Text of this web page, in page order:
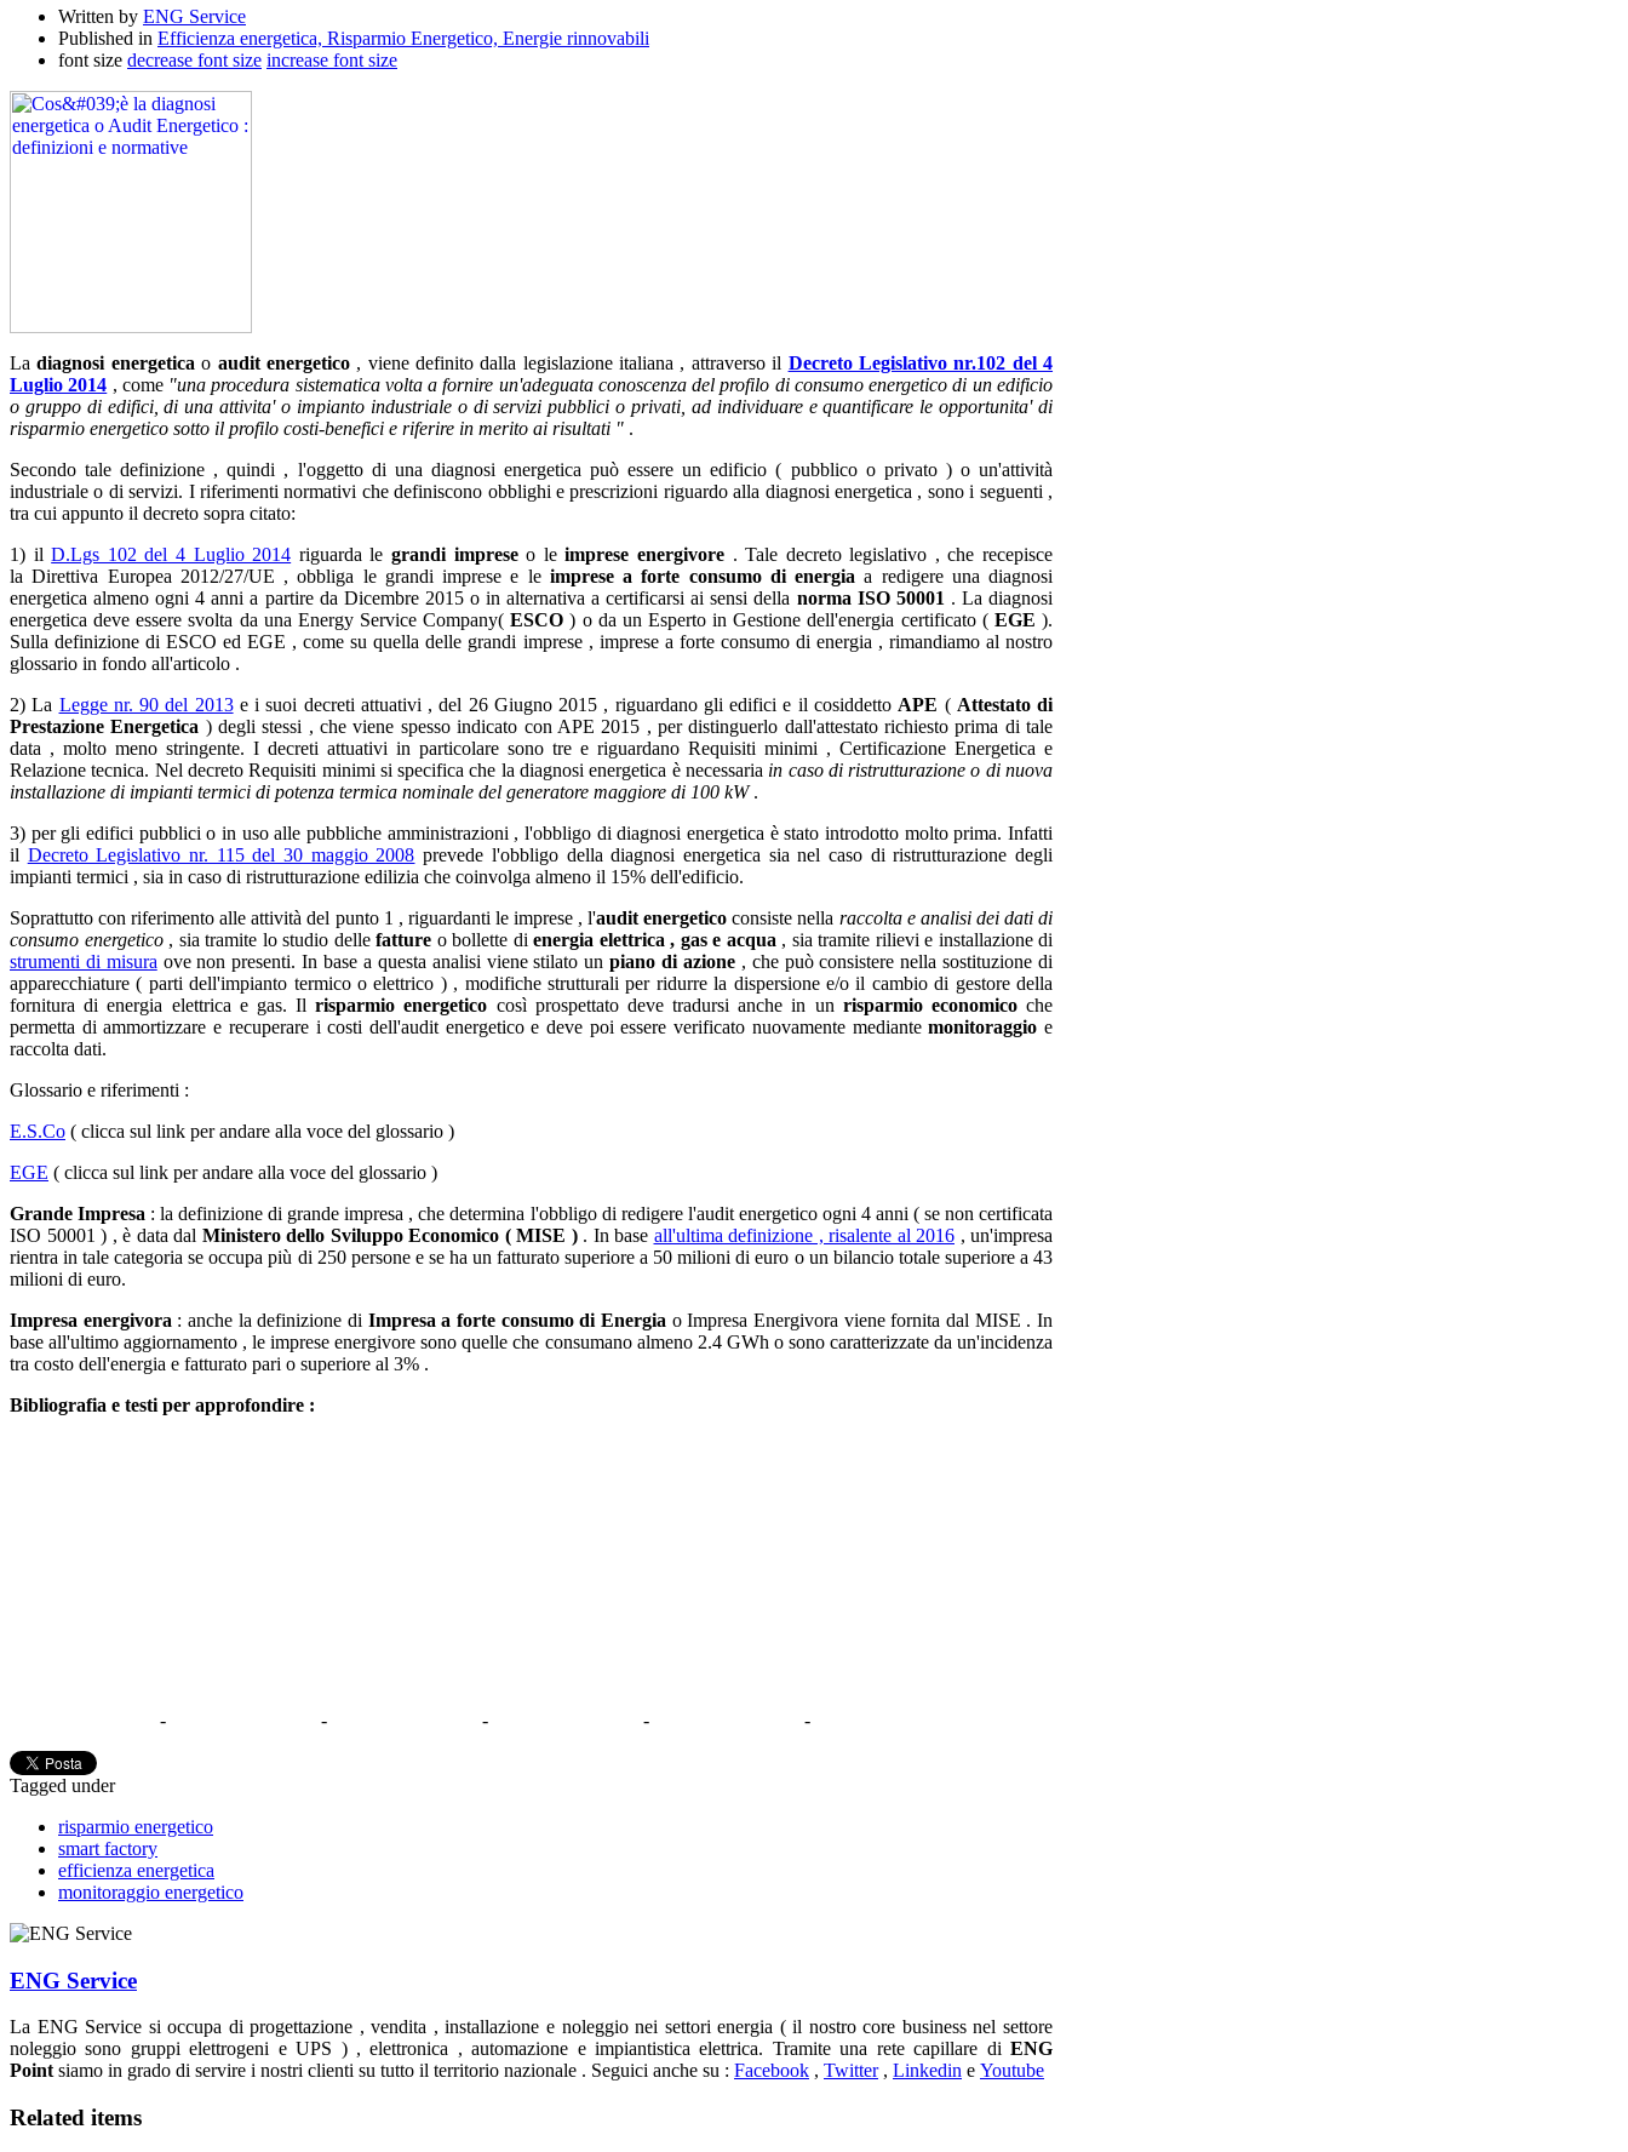
Written by ENG Service
Published in Efficienza energetica, Risparmio Energetico, Energie rinnovabili
font size decrease font size increase font size
Ladiagnosi energetica o audit energetico, viene definito dalla legislazione italiana , attraverso il Decreto Legislativo nr.102 del 4
Luglio 2014 , come "una procedura sistematica volta a fornire un'adeguata conoscenza del profilo di consumo energetico di un edificio
o gruppo di edifici, di una attivita' o impianto industriale o di servizi pubblici o privati, ad individuare e quantificare le opportunita' di
risparmio energetico sotto il profilo costi-benefici e riferire in merito ai risultati " .
Secondo tale definizione , quindi , l'oggetto di una diagnosi energetica può essere un edificio ( pubblico o privato ) o un'attività
industriale o di servizi. I riferimenti normativi che definiscono obblighi e prescrizioni riguardo alla diagnosi energetica , sono i seguenti ,
tra cui appunto il decreto sopra citato:
1) ilD.Lgs 102 del 4 Luglio 2014 riguarda le grandi impreseo leimprese energivore . Tale decreto legislativo , che recepisce
la Direttiva Europea 2012/27/UE , obbliga le grandi imprese e le imprese a forte consumo di energia a redigere una diagnosi
energetica almeno ogni 4 anni a partire da Dicembre 2015 o in alternativa a certificarsi ai sensi della norma ISO 50001 . La diagnosi
energetica deve essere svolta da una Energy Service Company(ESCO ) o da un Esperto in Gestione dell'energia certificato ( EGE ).
Sulla definizione di ESCO ed EGE , come su quella delle grandi imprese , imprese a forte consumo di energia , rimandiamo al nostro
glossario in fondo all'articolo .
2) La Legge nr. 90 del 2013e i suoi decreti attuativi , del 26 Giugno 2015 , riguardano gli edifici e il cosiddetto APE ( Attestato di
Prestazione Energetica ) degli stessi , che viene spesso indicato con APE 2015 , per distinguerlo dall'attestato richiesto prima di tale
data , molto meno stringente. I decreti attuativi in particolare sono tre e riguardano Requisiti minimi , Certificazione Energetica e
Relazione tecnica. Nel decreto Requisiti minimi si specifica che la diagnosi energetica è necessaria in caso di ristrutturazione o di nuova
installazione di impianti termici di potenza termica nominale del generatore maggiore di 100 kW.
3) per gli edifici pubblici o in uso alle pubbliche amministrazioni , l'obbligo di diagnosi energetica è stato introdotto molto prima. Infatti
il Decreto Legislativo nr. 115 del 30 maggio 2008 prevede l'obbligo della diagnosi energetica sia nel caso di ristrutturazione degli
impianti termici , sia in caso di ristrutturazione edilizia che coinvolga almeno il 15% dell'edificio.
Soprattutto con riferimento alle attività del punto 1 , riguardanti le imprese , l'audit energetico consiste nella raccolta e analisi dei dati di
consumo energetico, sia tramite lo studio delle fatture o bollette di energia elettrica , gas e acqua , sia tramite rilievi e installazione di
strumenti di misura ove non presenti. In base a questa analisi viene stilato unpiano di azione, che può consistere nella sostituzione di
apparecchiature ( parti dell'impianto termico o elettrico ) , modifiche strutturali per ridurre la dispersione e/o il cambio di gestore della
fornitura di energia elettrica e gas. Ilrisparmio energetico così prospettato deve tradursi anche in un risparmio economicoche
permetta di ammortizzare e recuperare i costi dell'audit energetico e deve poi essere verificato nuovamente mediantemonitoraggio e
raccolta dati.
Glossario e riferimenti :
E.S.Co ( clicca sul link per andare alla voce del glossario )
EGE ( clicca sul link per andare alla voce del glossario )
Grande Impresa : la definizione di grande impresa , che determina l'obbligo di redigere l'audit energetico ogni 4 anni ( se non certificata
ISO 50001 ) , è data dal Ministero dello Sviluppo Economico ( MISE ). In base all'ultima definizione , risalente al 2016 , un'impresa
rientra in tale categoria se occupa più di 250 persone e se ha un fatturato superiore a 50 milioni di euro o un bilancio totale superiore a 43
milioni di euro.
Impresa energivora : anche la definizione di Impresa a forte consumo di Energia o Impresa Energivora viene fornita dal MISE . In
base all'ultimo aggiornamento , le imprese energivore sono quelle che consumano almeno 2.4 GWh o sono caratterizzate da un'incidenza
tra costo dell'energia e fatturato pari o superiore al 3% .
Bibliografia e testi per approfondire :
- - - - -
Tagged under
risparmio energetico
smart factory
efficienza energetica
monitoraggio energetico
ENG Service
La ENG Service si occupa di progettazione , vendita , installazione e noleggio nei settori energia ( il nostro core business nel settore
noleggio sono gruppi elettrogeni e UPS ) , elettronica , automazione e impiantistica elettrica. Tramite una rete capillare di ENG
Pointsiamo in grado di servire i nostri clienti su tutto il territorio nazionale . Seguici anche su : Facebook , Twitter, Linkedin e Youtube
Related items